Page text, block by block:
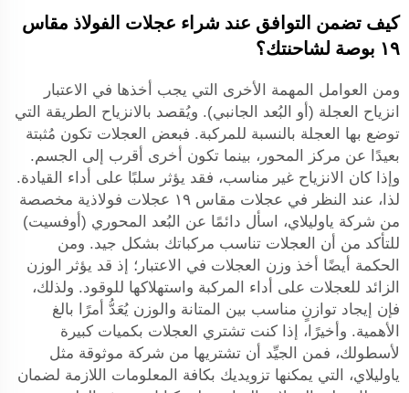
كيف تضمن التوافق عند شراء عجلات الفولاذ مقاس
١٩ بوصة لشاحنتك؟
ومن العوامل المهمة الأخرى التي يجب أخذها في الاعتبار
انزياح العجلة (أو البُعد الجانبي). ويُقصد بالانزياح الطريقة التي
توضع بها العجلة بالنسبة للمركبة. فبعض العجلات تكون مُثبتة
بعيدًا عن مركز المحور، بينما تكون أخرى أقرب إلى الجسم.
وإذا كان الانزياح غير مناسب، فقد يؤثر سلبًا على أداء القيادة.
لذا، عند النظر في عجلات مقاس ١٩
عجلات فولاذية مخصصة
من شركة ياوليلاي، اسأل دائمًا عن البُعد المحوري (أوفسيت)
للتأكد من أن العجلات تناسب مركباتك بشكل جيد. ومن
الحكمة أيضًا أخذ وزن العجلات في الاعتبار؛ إذ قد يؤثر الوزن
الزائد للعجلات على أداء المركبة واستهلاكها للوقود. ولذلك،
فإن إيجاد توازنٍ مناسب بين المتانة والوزن يُعَدُّ أمرًا بالغ
الأهمية. وأخيرًا، إذا كنت تشتري العجلات بكميات كبيرة
لأسطولك، فمن الجيِّد أن تشتريها من شركة موثوقة مثل
ياوليلاي، التي يمكنها تزويديك بكافة المعلومات اللازمة لضمان